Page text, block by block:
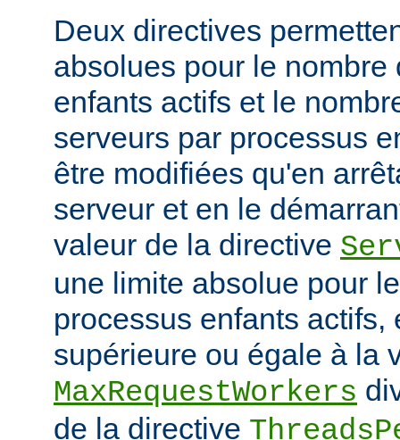
Deux directives
absolues pour le nombre
enfants actifs et le
serveurs par processus
être modifiées qu'en
serveur et en le
valeur de la directive
une limite absolue pour
processus enfants actifs,
supérieure ou égale à la
MaxRequestWorkers
de la directive